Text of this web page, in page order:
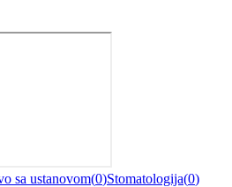
sa ustanovom(0)Stomatologija(0)